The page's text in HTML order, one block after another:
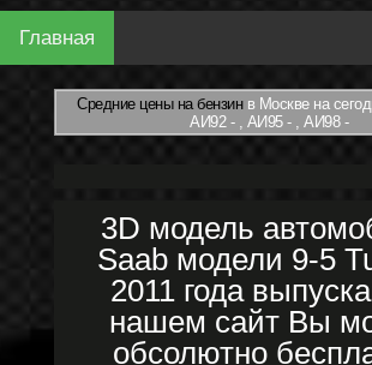
Главная
Средние цены на бензинв Москве на
АИ92 - , АИ95 - , АИ98 -
3D модель
Saab модели 9-5
2011 года
нашем сайт Вы
обсолютно